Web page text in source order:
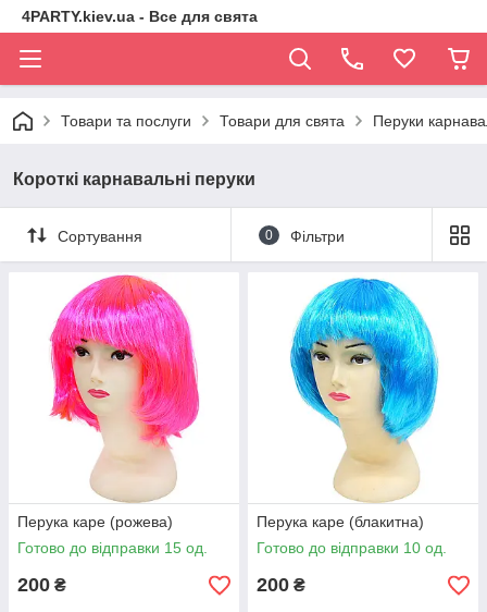
4PARTY.kiev.ua - Все для свята
Товари та послуги Товари для свята Перуки
Короткі карнавальні перуки
Сортування 0 Фільтри
Перука каре (рожева)
Готово до відправки 15 од.
200 ₴
Перука каре (блакитна)
Готово до відправки 10 од.
200 ₴